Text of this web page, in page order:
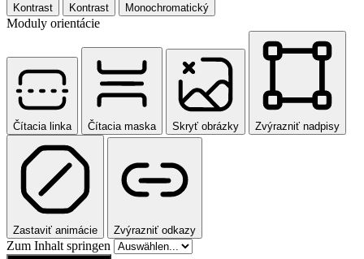
Kontrast Kontrast Monochromatický
Moduly orientácie
Čítacia linka Čítacia maska Skryť obrázky Zvýrazniť nadpisy
Zastaviť animácie Zvýrazniť odkazy
Zum Inhalt springen